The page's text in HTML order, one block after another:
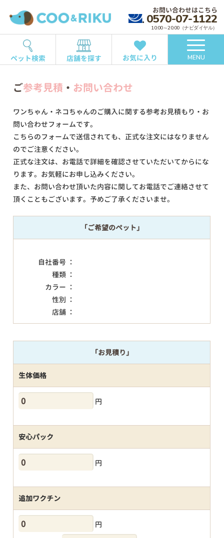
お問い合わせはこちら
0570-07-1122
10:00～20:00（ナビダイヤル）
ペット検索 店舗を探す お気に入り MENU
ご参考見積 ・ お問い合わせ
ワンちゃん・ネコちゃんのご購入に関する参考お見積もり・お
問い合わせフォームです。
こちらのフォームで送信されても、正式な注文にはなりません
のでご注意ください。
正式な注文は、お電話で詳細を確認させていただいてからにな
ります。お気軽にお申し込みください。
また、お問い合わせ頂いた内容に関してお電話でご連絡させて
頂くこともございます。予めご了承くださいませ。
「ご希望のペット」
自社番号 ：
種類 ：
カラー ：
性別 ：
店舗 ：
「お見積り」
生体価格
円
安心パック
円
追加ワクチン
円